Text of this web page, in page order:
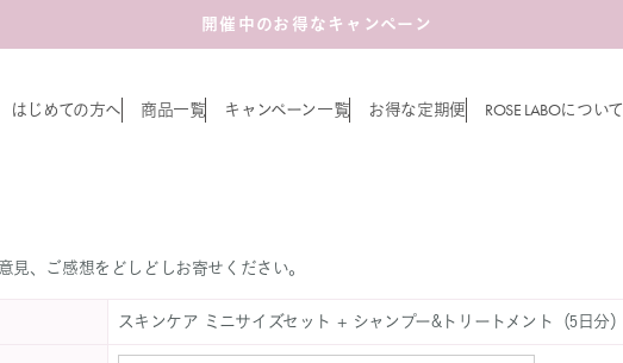
開催中のお得なキャンペーン
はじめての方へ 商品一覧 キャンペーン一覧 お得な定期便 ROSE LABOについて
見、ご感想をどしどしお寄せください。
スキンケア ミニサイズセット + シャンプー&トリートメント（5日分）